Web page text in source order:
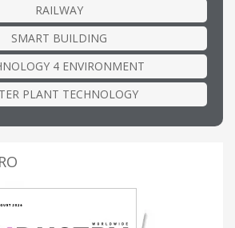
RAILWAY
SMART BUILDING
4 ENVIRONMENT
PLANT TECHNOLOGY